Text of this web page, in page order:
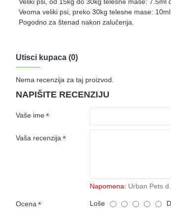
Veliki psi, od 15kg do 30kg telesne mase: 7.5ml
Veoma veliki psi, preko 30kg telesne mase:
Pogodno za štenad nakon zalučenja.
Utisci kupaca (0)
Nema recenzija za taj proizvod.
NAPIŠITE RECENZIJU
Vaše ime
Vaša recenzija
Napomena: Urban Pets
Ocena Loše